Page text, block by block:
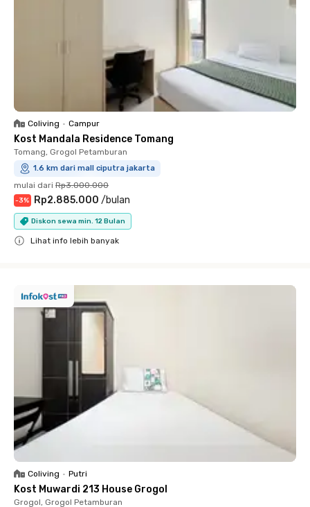
Coliving • Campur
Kost Mandala Residence Tomang
Tomang, Grogol Petamburan
1.6 km dari mall ciputra jakarta
mulai dari Rp3.000.000
-3% Rp2.885.000 /bulan
Diskon sewa min. 12 Bulan
Lihat info lebih banyak
Coliving • Putri
Kost Muwardi 213 House Grogol
Grogol, Grogol Petamburan